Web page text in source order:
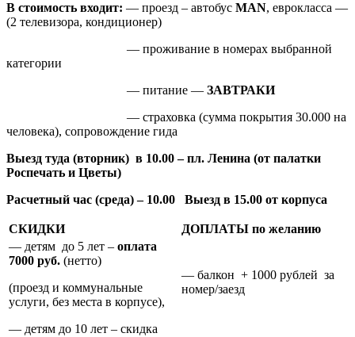
В стоимость входит: — проезд – автобус MAN, еврокласса —
(2 телевизора, кондиционер)
— проживание в номерах выбранной
категории
— питание — ЗАВТРАКИ
— страховка (сумма покрытия 30.000 на
человека), сопровождение гида
Выезд туда (вторник) в 10.00 – пл. Ленина (от палатки
Роспечать и Цветы)
Расчетный час (среда) – 10.00 Выезд в 15.00 от корпуса
СКИДКИ
ДОПЛАТЫ по желанию
— детям до 5 лет – оплата
7000 руб. (нетто)
(проезд и коммунальные
услуги, без места в корпусе),
— детям до 10 лет – скидка
— балкон + 1000 рублей за
номер/заезд